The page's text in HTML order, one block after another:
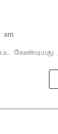
am
வேண்டியது